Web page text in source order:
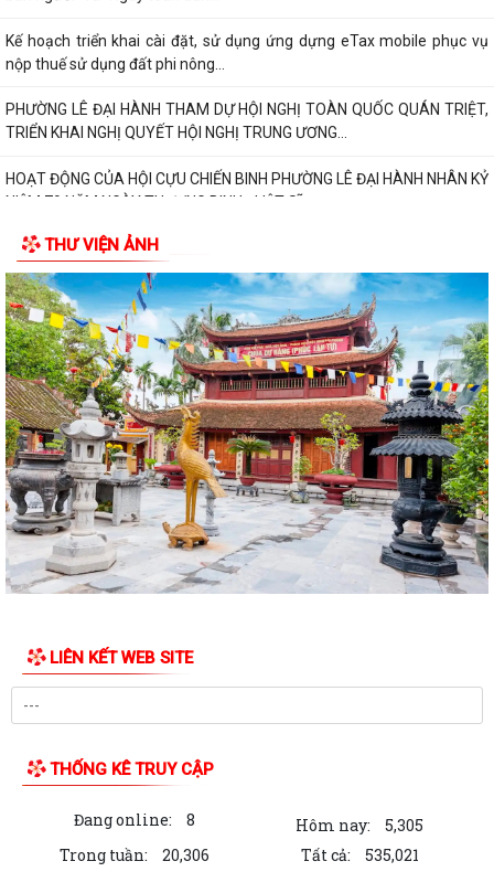
Kế hoạch triển khai cài đặt, sử dụng ứng dựng eTax mobile phục vụ
nộp thuế sử dụng đất phi nông...
PHƯỜNG LÊ ĐẠI HÀNH THAM DỰ HỘI NGHỊ TOÀN QUỐC QUÁN TRIỆT,
TRIỂN KHAI NGHỊ QUYẾT HỘI NGHỊ TRUNG ƯƠNG...
HOẠT ĐỘNG CỦA HỘI CỰU CHIẾN BINH PHƯỜNG LÊ ĐẠI HÀNH NHÂN KỶ
NIỆM 79 NĂM NGÀY THƯƠNG BINH - LIỆT SĨ...
ỦY BAN MTTQ VIỆT NAM PHƯỜNG LÊ ĐẠI HÀNH PHỐI HỢP VỚI NGÂN
HÀNG CHÍNH SÁCH XÃ HỘI CHÍ LINH THĂM,...
THÔNG BÁO Kết quả kỳ họp thứ Năm (Kỳ họp thường lệ giữa năm
2026) Hội đồng nhân dân phường khóa...
THÔNG BÁO LỄ DÂNG HƯƠNG THẮP NẾN TRI ÂN CÁC ANH HÙNG LIỆT
SĨ
CHIẾN DỊCH 500 NGÀY ĐÊM ĐẨY MẠNH THỰC HIỆN, TÌM KIẾM, QUY
TẬP, XÁC ĐỊNH DANH TÍNH HÀI CỐT LIỆT SĨ
NGHỊ QUYẾT Quy định nội dung chi, mức chi kinh phí bảo đảm cho
công tác xây dựng văn bản quy...
10 Nghị quyết trụ cột trong kỷ nguyên vươn mình của dân tộc
phương pháp, phong cách Hồ Chí...
Hướng dẫn Quản lý và sử dụng thẻ Đảng viên
Thông báo về việc tăng cường cảnh giác với các đối tượng nhận làm
dịch vụ đất đai trái quy định của...
THĂM TẶNG QUÀ GIA ĐÌNH CHÍNH SÁCH NHÂN DỊP KỶ NIỆM 79 NĂM
NGÀY THƯƠNG BINH - LIỆT SĨ
THƯ VIỆN ẢNH
LIÊN KẾT WEB SITE
THỐNG KÊ TRUY CẬP
Đang online: 8 Hôm nay:
5,305
Trong tuần:
20,306 Tất cả: 535,021